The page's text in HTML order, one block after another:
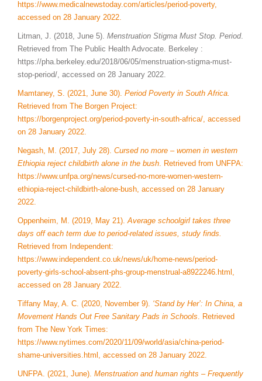
https://www.medicalnewstoday.com/articles/period-poverty,
accessed on 28 January 2022.
Litman, J. (2018, June 5). Menstruation Stigma Must Stop. Period.
Retrieved from The Public Health Advocate. Berkeley :
https://pha.berkeley.edu/2018/06/05/menstruation-stigma-must-
stop-period/, accessed on 28 January 2022.
Mamtaney, S. (2021, June 30). Period Poverty in South Africa.
Retrieved from The Borgen Project:
https://borgenproject.org/period-poverty-in-south-africa/, accessed
on 28 January 2022.
Negash, M. (2017, July 28). Cursed no more – women in western
Ethiopia reject childbirth alone in the bush . Retrieved from UNFPA:
https://www.unfpa.org/news/cursed-no-more-women-western-
ethiopia-reject-childbirth-alone-bush, accessed on 28 January
2022.
Oppenheim, M. (2019, May 21). Average schoolgirl takes three
days off each term due to period-related issues, study finds.
Retrieved from Independent:
https://www.independent.co.uk/news/uk/home-news/period-
poverty-girls-school-absent-phs-group-menstrual-a8922246.html,
accessed on 28 January 2022.
Tiffany May, A. C. (2020, November 9). ‘Stand by Her’: In China, a
Movement Hands Out Free Sanitary Pads in Schools . Retrieved
from The New York Times:
https://www.nytimes.com/2020/11/09/world/asia/china-period-
shame-universities.html, accessed on 28 January 2022.
UNFPA. (2021, June). Menstruation and human rights – Frequently